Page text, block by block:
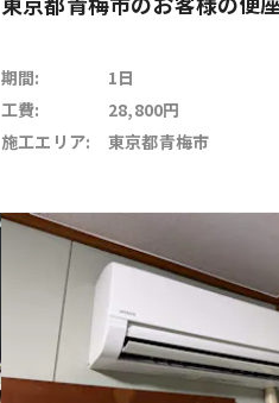
期間:
1日
工費:
28,800円
施工エリア:
東京都青梅市